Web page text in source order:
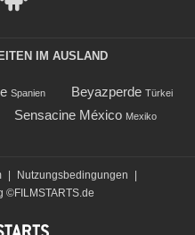
IM AUSLAND
Spanien Beyazperde Türkei
Sensacine México Mexiko
| Nutzungsbedingungen
|
©FILMSTARTS.de